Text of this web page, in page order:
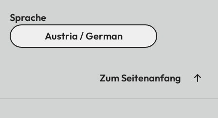
Sprache
Austria / German
Zum Seitenanfang